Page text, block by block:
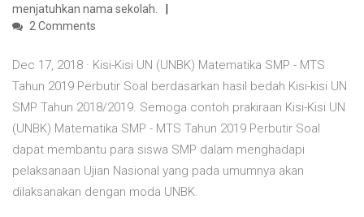
menjatuhkan nama sekolah.
2 Comments
Dec 17, 2018 · Kisi-Kisi UN (UNBK) Matematika SMP - MTS
Tahun 2019 Perbutir Soal berdasarkan hasil bedah Kisi-kisi UN
SMP Tahun 2018/2019. Semoga contoh prakiraan Kisi-Kisi UN
(UNBK) Matematika SMP - MTS Tahun 2019 Perbutir Soal
dapat membantu para siswa SMP dalam menghadapi
pelaksanaan Ujian Nasional yang pada umumnya akan
dilaksanakan dengan moda UNBK.